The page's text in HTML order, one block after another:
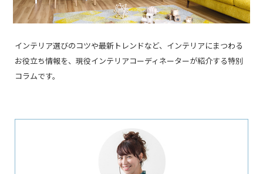
インテリア選びのコツや最新トレンドなど、インテリアにまつわる
お役立ち情報を、現役インテリアコーディネーターが紹介する特別
コラムです。